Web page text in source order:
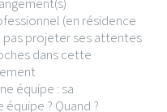
(en résidence
pas projeter ses attentes
dans cette
équipe : sa
? Quand ?